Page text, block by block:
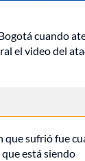
cuando
el video del
que sufrió fue
está siendo